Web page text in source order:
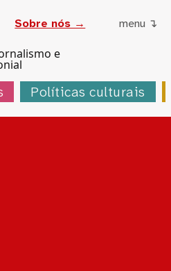
e
Sobre nós → menu ↴
Políticas culturais